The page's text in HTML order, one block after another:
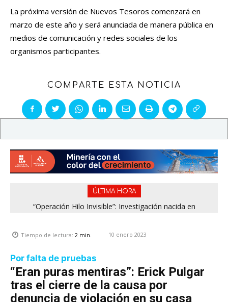
La próxima versión de Nuevos Tesoros comenzará en
marzo de este año y será anunciada de manera pública en
medios de comunicación y redes sociales de los
organismos participantes.
COMPARTE ESTA NOTICIA